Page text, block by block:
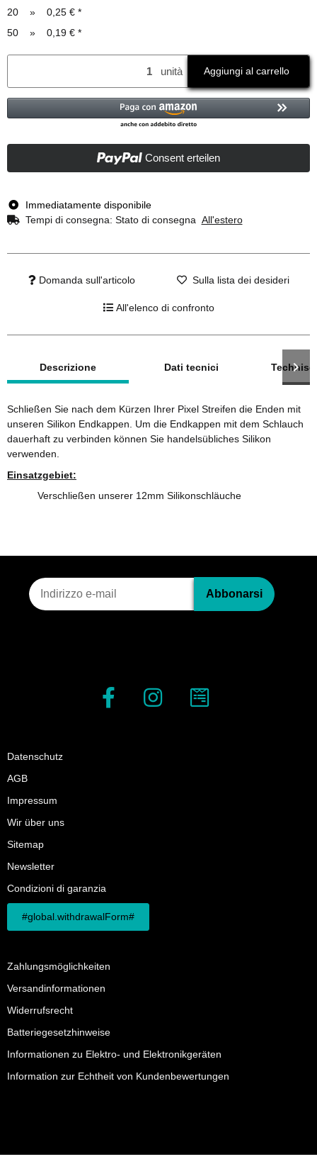
20
» 0,25 € *
50
» 0,19 € *
unità Aggiungi al carrello
Consent erteilen
Immediatamente disponibile
Tempi di consegna: Stato di consegna All'estero
Domanda sull'articolo Sulla lista dei desideri
All'elenco di confronto
Descrizione
Dati tecnici
Schließen Sie nach dem Kürzen Ihrer Pixel Streifen die Enden mit
unseren Silikon Endkappen. Um die Endkappen mit dem Schlauch
dauerhaft zu verbinden können Sie handelsübliches Silikon
verwenden.
Einsatzgebiet:
Verschließen unserer 12mm Silikonschläuche
Iscrizione alla newsletter
Abbonarsi
Datenschutz
AGB
Impressum
Wir über uns
Sitemap
Newsletter
Condizioni di garanzia
#global.withdrawalForm#
Zahlungsmöglichkeiten
Versandinformationen
Widerrufsrecht
Batteriegesetzhinweise
Informationen zu Elektro- und Elektronikgeräten
Information zur Echtheit von Kundenbewertungen